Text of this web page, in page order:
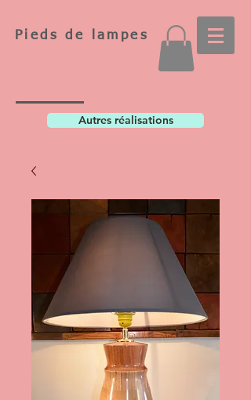
Pieds de lampes
Autres réalisations